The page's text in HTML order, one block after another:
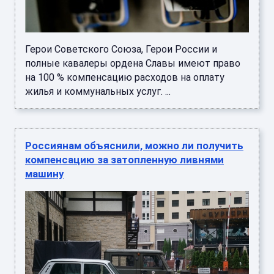
Герои Советского Союза, Герои России и
полные кавалеры ордена Славы имеют право
на 100 % компенсацию расходов на оплату
жилья и коммунальных услуг. ...
Россиянам объяснили, можно ли получить
компенсацию за затопленную ливнями
машину